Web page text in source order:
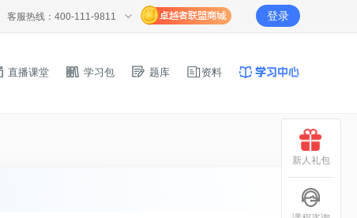
客服热线：400-111-9811 登录
直播课堂 学习包 题库 资料
新人礼包